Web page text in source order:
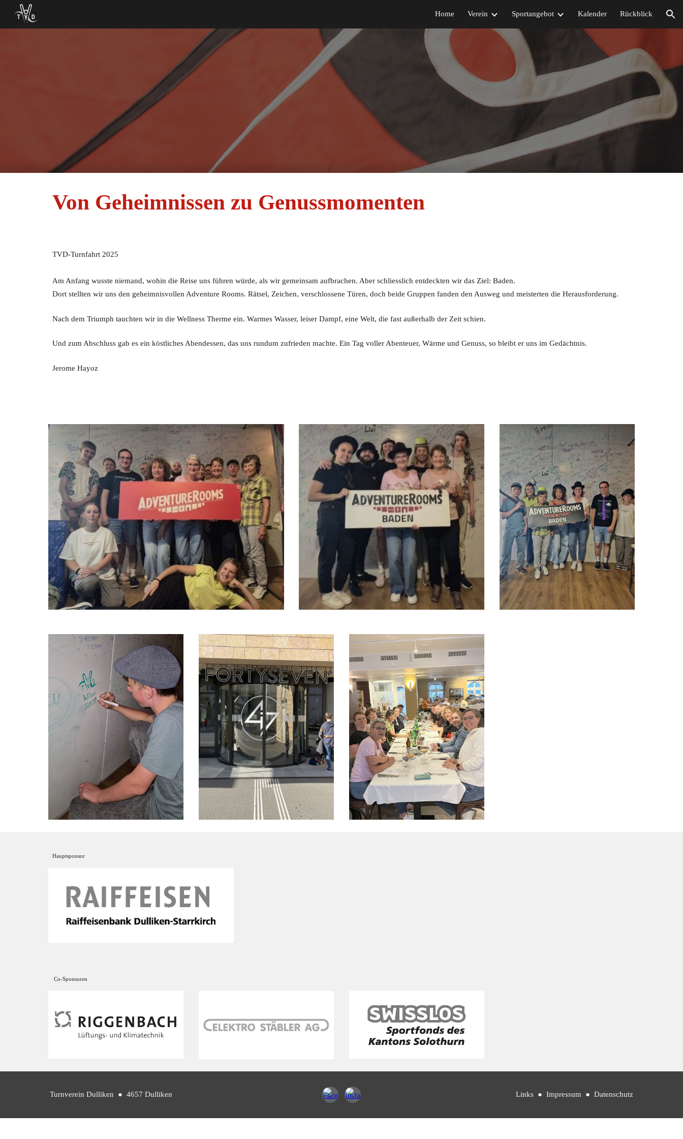
Skip to navigation
Home Verein Sportangebot Kalender Rückblick
Von Geheimnissen zu Genussmomenten
TVD-Turnfahrt 2025
Am Anfang wusste niemand, wohin die Reise uns führen würde, als wir gemeinsam aufbrachen. Aber schliesslich entdeckten wir das Ziel: Baden.
Dort stellten wir uns den geheimnisvollen Adventure Rooms. Rätsel, Zeichen, verschlossene Türen, doch beide Gruppen fanden den Ausweg und meisterten die Herausforderung.
Nach dem Triumph tauchten wir in die Wellness Therme ein. Warmes Wasser, leiser Dampf, eine Welt, die fast außerhalb der Zeit schien.
Und zum Abschluss gab es ein köstliches Abendessen, das uns rundum zufrieden machte. Ein Tag voller Abenteuer, Wärme und Genuss, so bleibt er uns im Gedächtnis.
Jerome Hayoz
Hauptsponsor
Co-Sponsoren
Turnverein Dulliken ● 4657 Dulliken Links ●Impressum ●Datenschutz